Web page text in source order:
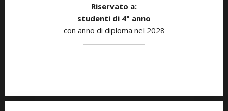
Riservato a:
studenti di 4° anno
con anno di diploma nel 2028